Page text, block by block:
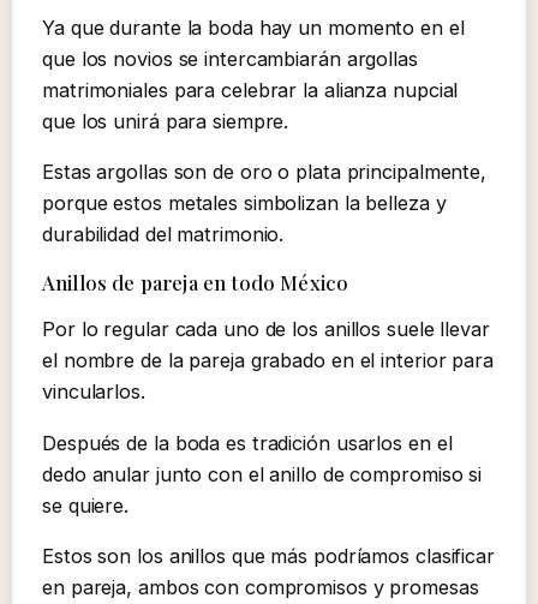
Ya que durante la boda hay un momento en el
que los novios se intercambiarán argollas
matrimoniales para celebrar la alianza nupcial
que los unirá para siempre.
Estas argollas son de oro o plata principalmente,
porque estos metales simbolizan la belleza y
durabilidad del matrimonio.
Anillos de pareja en todo México
Por lo regular cada uno de los anillos suele llevar
el nombre de la pareja grabado en el interior para
vincularlos.
Después de la boda es tradición usarlos en el
dedo anular junto con el anillo de compromiso si
se quiere.
Estos son los anillos que más podríamos clasificar
en pareja, ambos con compromisos y promesas